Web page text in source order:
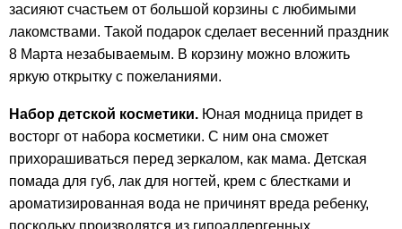
засияют счастьем от большой корзины с любимыми
лакомствами. Такой подарок сделает весенний праздник
8 Марта незабываемым. В корзину можно вложить
яркую открытку с пожеланиями.
Набор детской косметики. Юная модница придет в
восторг от набора косметики. С ним она сможет
прихорашиваться перед зеркалом, как мама. Детская
помада для губ, лак для ногтей, крем с блестками и
ароматизированная вода не причинят вреда ребенку,